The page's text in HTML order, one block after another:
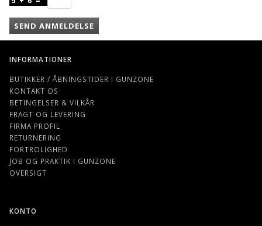
SEND ANMELDELSE
INFORMATIONER
BUTIKKER / ÅBNINGSTIDER I GUNZONE
KONTAKT OS
BETINGELSER & VILKÅR
FRAGT OG LEVERING
FIRMA PROFIL
RETURNERING
FORTROLIGHED
JOB OG PRAKTIK I GUNZONE
OVERSIGT
KONTO